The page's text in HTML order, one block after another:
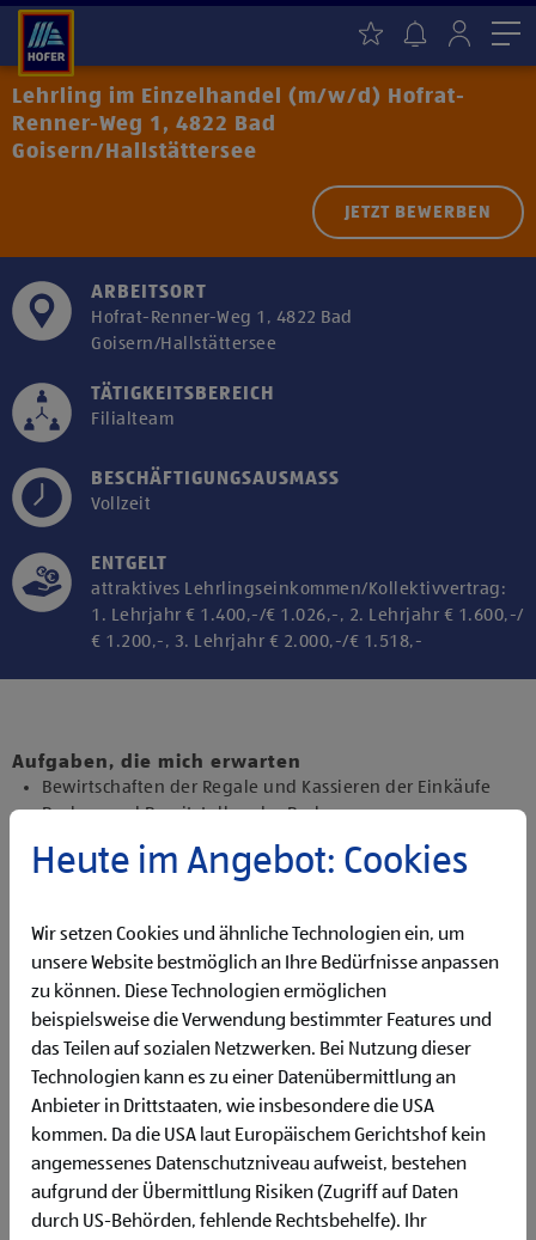
Lehrling im Einzelhandel (m/w/d) Hofrat-
Renner-Weg 1, 4822 Bad
Goisern/Hallstättersee
JETZT BEWERBEN
ARBEITSORT
Hofrat-Renner-Weg 1, 4822 Bad
Goisern/Hallstättersee
TÄTIGKEITSBEREICH
Filialteam
BESCHÄFTIGUNGSAUSMASS
Vollzeit
ENTGELT
attraktives Lehrlingseinkommen/Kollektivvertrag:
1. Lehrjahr € 1.400,-/€ 1.026,-, 2. Lehrjahr € 1.600,-/
€ 1.200,-, 3. Lehrjahr € 2.000,-/€ 1.518,-
Drittanbietern zu, um diesen Inhalt
anzuzeigen.
Aufgaben, die mich erwarten
Bewirtschaften der Regale und Kassieren der Einkäufe
Backen und Bereitstellen der Backware
Präsentieren von Obst und Gemüse sowie Durchführen
von Qualitätskontrollen
Aufgaben
Unterstützen des Führungsteams sowie Übernehmen
erster Führungstätigkeiten
Qualifikationen, die ich mitbringe
abgeschlossene 9-jährige Schulpflicht
gute Allgemeinbildung
Flexibilität für Früh- und Spätdienste (Montag bis
Begeisterung im Handel zu arbeiten und den
Unternehmenserfolg mitzugestalten
Freude an der Arbeit im Team für ein motiviertes
Heute im Angebot: Cookies
Wir setzen Cookies und ähnliche Technologien ein, um
unsere Website bestmöglich an Ihre Bedürfnisse anpassen
zu können. Diese Technologien ermöglichen
beispielsweise die Verwendung bestimmter Features und
das Teilen auf sozialen Netzwerken. Bei Nutzung dieser
Technologien kann es zu einer Datenübermittlung an
Anbieter in Drittstaaten, wie insbesondere die USA
kommen. Da die USA laut Europäischem Gerichtshof kein
angemessenes Datenschutzniveau aufweist, bestehen
aufgrund der Übermittlung Risiken (Zugriff auf Daten
durch US-Behörden, fehlende Rechtsbehelfe). Ihr